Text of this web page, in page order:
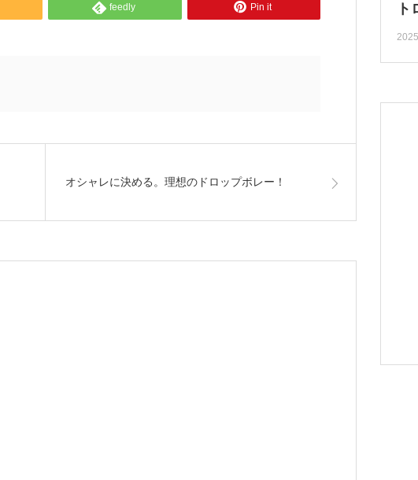
feedly Pin it
オシャレに決める。理想のドロップボレー！
ト